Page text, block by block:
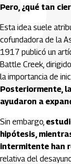
Pero, ¿qué tan
Esta idea suele
cofundadora de la
1917 publicó un
Battle Creek,
la importancia de
Posteriormente,
ayudaron a
Sin embargo,
hipótesis,
intermitente han
relativa del